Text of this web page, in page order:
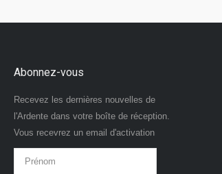
Abonnez-vous
Recevez les dernières nouvelles de
l'Ardente dans votre boîte de réception.
Vous recevrez un email d'activation